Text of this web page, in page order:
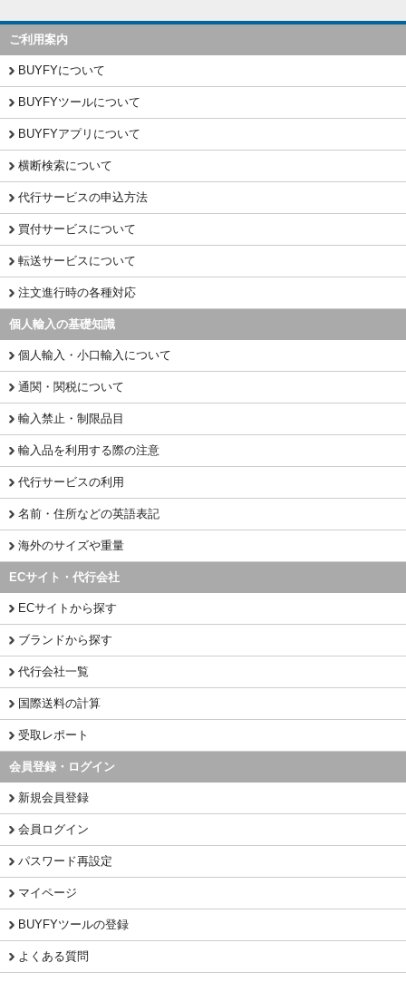
ご利用案内
BUYFYについて
BUYFYツールについて
BUYFYアプリについて
横断検索について
代行サービスの申込方法
買付サービスについて
転送サービスについて
注文進行時の各種対応
個人輸入の基礎知識
個人輸入・小口輸入について
通関・関税について
輸入禁止・制限品目
輸入品を利用する際の注意
代行サービスの利用
名前・住所などの英語表記
海外のサイズや重量
ECサイト・代行会社
ECサイトから探す
ブランドから探す
代行会社一覧
国際送料の計算
受取レポート
会員登録・ログイン
新規会員登録
会員ログイン
パスワード再設定
マイページ
BUYFYツールの登録
よくある質問